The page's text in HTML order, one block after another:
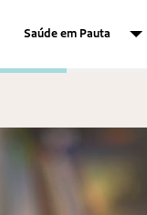
Saúde em Pauta